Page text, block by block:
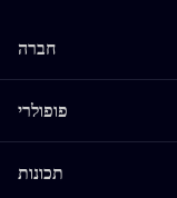
חברה
פופולרי
תכונות